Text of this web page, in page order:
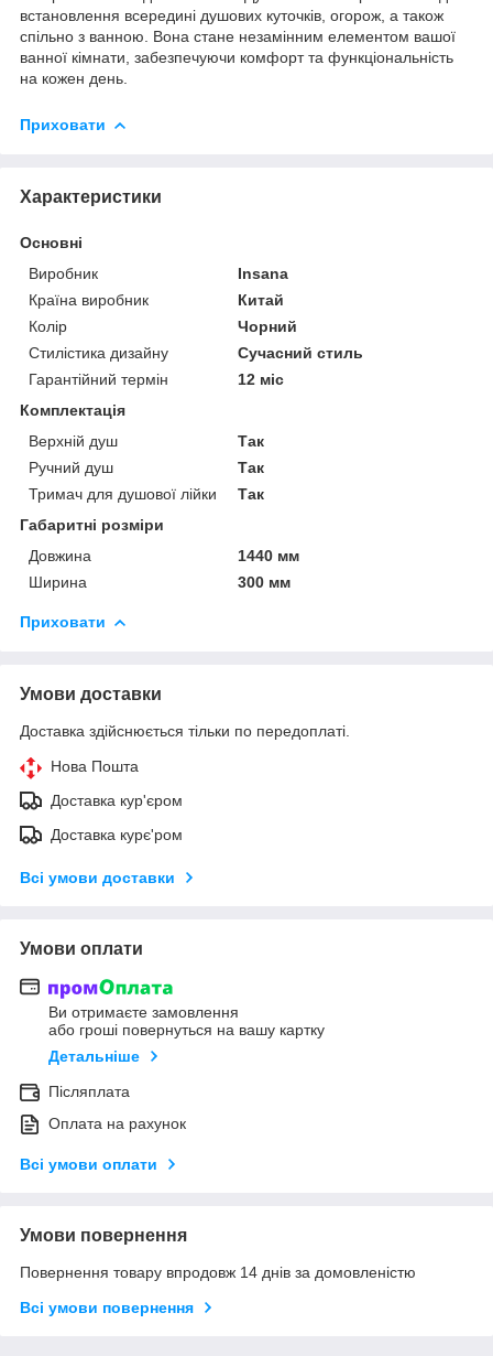
встановлення всередині душових куточків, огорож, а також
спільно з ванною. Вона стане незамінним елементом вашої
ванної кімнати, забезпечуючи комфорт та функціональність
на кожен день.
Приховати
Характеристики
Основні
Виробник
Insana
Країна виробник
Китай
Колір
Чорний
Стилістика дизайну
Сучасний стиль
Гарантійний термін
12 міс
Комплектація
Верхній душ
Так
Ручний душ
Так
Тримач для душової лійки
Так
Габаритні розміри
Довжина
1440 мм
Ширина
300 мм
Приховати
Умови доставки
Доставка здійснюється тільки по передоплаті.
Нова Пошта
Доставка кур'єром
Доставка курє'ром
Всі умови доставки
Умови оплати
Ви отримаєте замовлення
або гроші повернуться на вашу картку
Детальніше
Післяплата
Оплата на рахунок
Всі умови оплати
Умови повернення
Повернення товару впродовж 14 днів за домовленістю
Всі умови повернення